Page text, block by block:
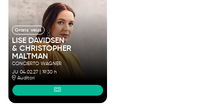
Grans veus
LISE DAVIDSEN
& CHRISTOPHER
MALTMAN
CONCIERTO WAGNER
JU 04.02.27 |19:30 h
Auditori